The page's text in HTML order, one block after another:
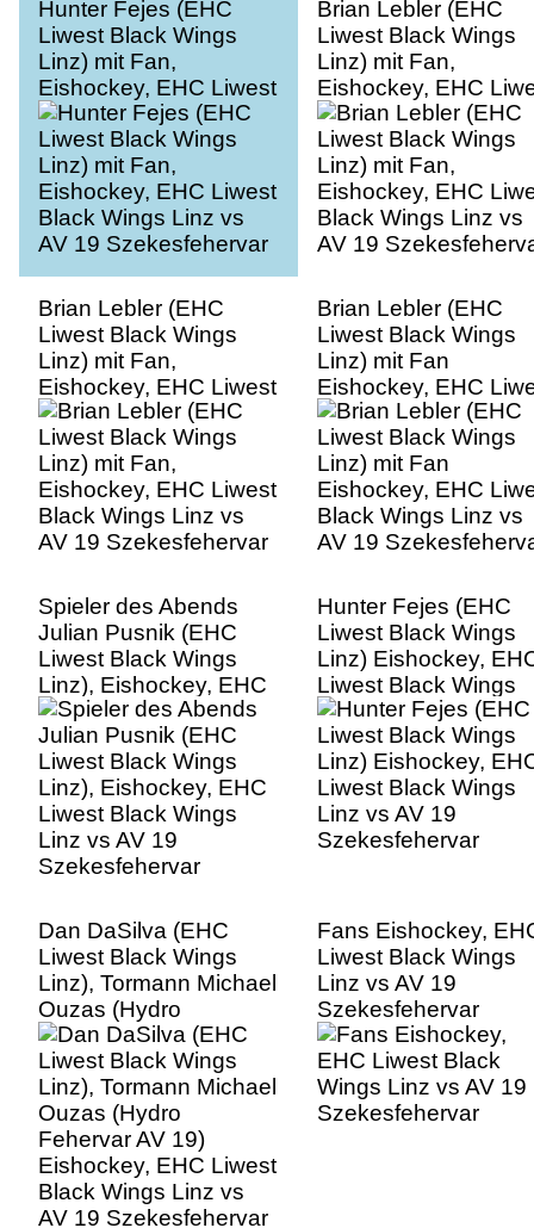
Hunter Fejes (EHC
Liwest Black Wings
Linz) mit Fan,
Eishockey, EHC Liwest
Black Wings Linz vs
AV 19 Szekesfehervar
Brian Lebler (EHC
Liwest Black Wings
Linz) mit Fan,
Eishockey, EHC
Black Wings Linz vs
AV 19
Brian Lebler (EHC
Liwest Black Wings
Linz) mit Fan,
Eishockey, EHC Liwest
Black Wings Linz vs
AV 19 Szekesfehervar
Brian Lebler (EHC
Liwest Black Wings
Linz) mit Fan
Eishockey, EHC
Black Wings Linz vs
AV 19
Spieler des Abends
Julian Pusnik (EHC
Liwest Black Wings
Linz), Eishockey, EHC
Liwest Black Wings
Linz vs AV 19
Szekesfehervar
Hunter Fejes (EHC
Liwest Black Wings
Linz) Eishockey,
Liwest Black Wings
Linz vs AV 19
Szekesfehervar
Dan DaSilva (EHC
Liwest Black Wings
Linz), Tormann Michael
Ouzas (Hydro
Fehervar AV 19)
Eishockey, EHC Liwest
Black Wings Linz vs
AV 19 Szekesfehervar
Fans Eishockey,
Liwest Black Wings
Linz vs AV 19
Szekesfehervar